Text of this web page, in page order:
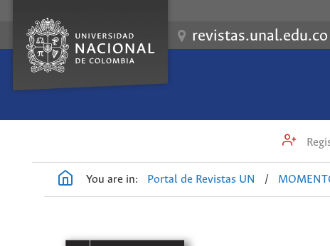
revistas.unal.edu.co
You are in: Portal de Revistas UN /